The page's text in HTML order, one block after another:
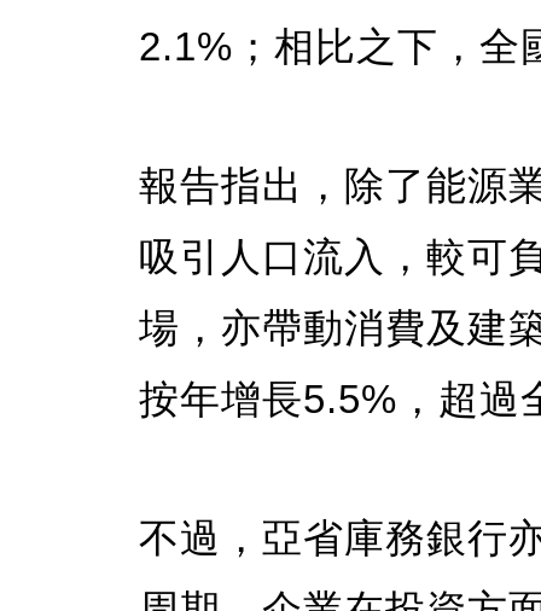
2.1%；相比之下，全
報告指出，除了能源
吸引人口流入，較可
場，亦帶動消費及建
按年增長5.5%，超過
不過，亞省庫務銀行